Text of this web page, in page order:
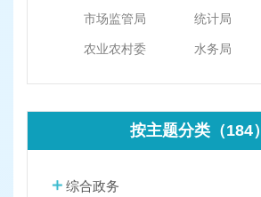
市场监管局 统计局
农业农村委 水务局
按主题分类（184）
综合政务